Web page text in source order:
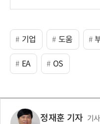
기업 도움
EA OS
정재훈 기자 기